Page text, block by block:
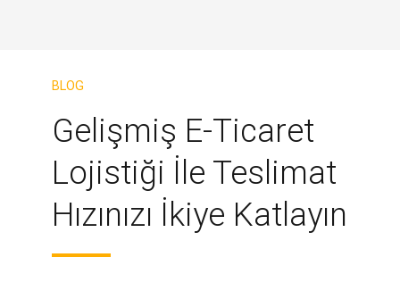
BLOG
Gelişmiş E-Ticaret
Lojistiği İle Teslimat
Hızınızı İkiye Katlayın